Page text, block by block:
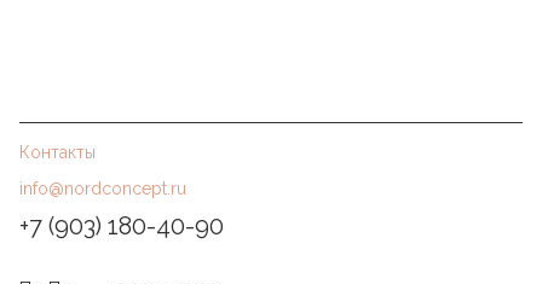
Контакты
info@nordconcept.ru
+7 (903) 180-40-90